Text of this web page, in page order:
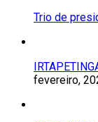
Trio de
fevereiro,